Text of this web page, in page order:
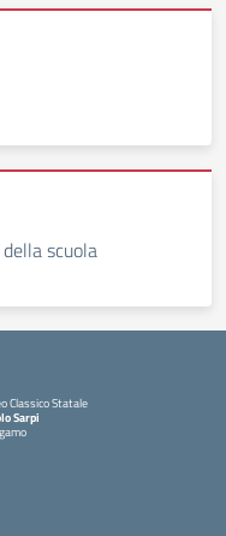
scuola
Classico Statale
Sarpi
la pagina iniziale della scuola